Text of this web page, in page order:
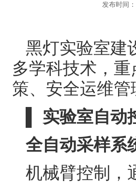
发布时间
黑灯实验室建
多学科技术，
策、安全运维
实验室自动
全自动采样系
机械臂控制，